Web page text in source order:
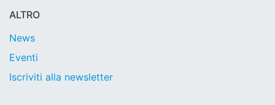
ALTRO
News
Eventi
Iscriviti alla newsletter